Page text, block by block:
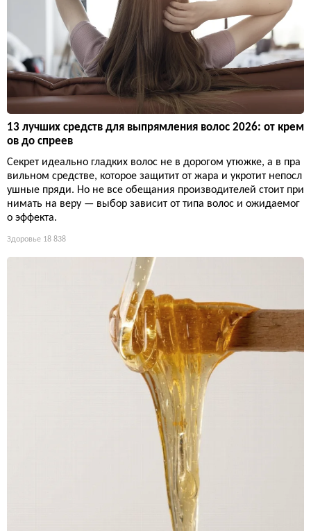
13 лучших средств для выпрямления волос 2026: от крем
ов до спреев
Секрет идеально гладких волос не в дорогом утюжке, а в пра
вильном средстве, которое защитит от жара и укротит непосл
ушные пряди. Но не все обещания производителей стоит при
нимать на веру — выбор зависит от типа волос и ожидаемог
о эффекта.
Здоровье 18 838